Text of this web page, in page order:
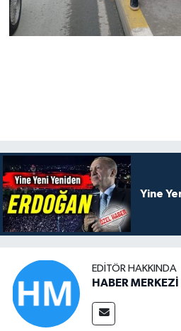
Yine
EDITÖR HAKKINDA
HABER MERKEZİ